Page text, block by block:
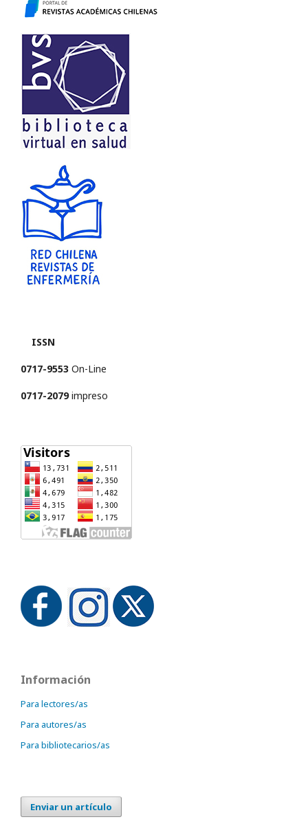
ISSN
0717-9553 On-Line
0717-2079impreso
Información
Para lectores/as
Para autores/as
Para bibliotecarios/as
Enviar un artículo